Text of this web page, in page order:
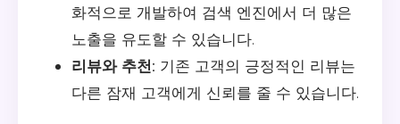
화적으로 개발하여 검색 엔진에서 더 많은
노출을 유도할 수 있습니다.
리뷰와 추천: 기존 고객의 긍정적인 리뷰는
다른 잠재 고객에게 신뢰를 줄 수 있습니다.